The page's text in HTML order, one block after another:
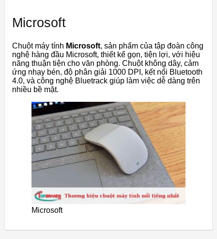
Microsoft
Chuột máy tính Microsoft, sản phẩm của tập đoàn công
nghệ hàng đầu Microsoft, thiết kế gọn, tiện lợi, với hiệu
năng thuận tiện cho văn phòng. Chuột không dây, cảm
ứng nhạy bén, độ phân giải 1000 DPI, kết nối Bluetooth
4.0, và công nghệ Bluetrack giúp làm việc dễ dàng trên
nhiều bề mặt.
Microsoft